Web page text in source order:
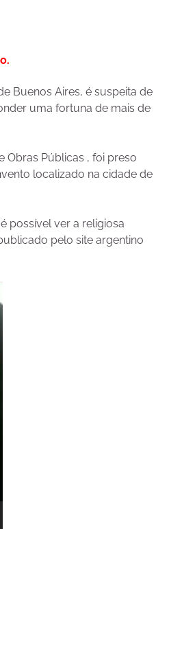
Buenos Aires, é suspeita de
uma fortuna de mais de
Obras Públicas , foi preso
localizado na cidade de
possível ver a religiosa
pelo site argentino